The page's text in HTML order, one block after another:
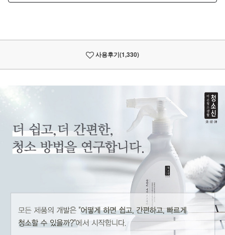
사용후기(1,330)